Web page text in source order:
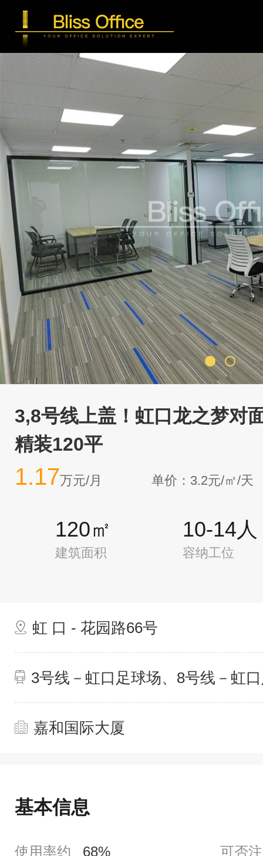
3,8号线上盖！虹口龙之梦对
精装120平
1.17万元/月 单价：3.2元/㎡/天
120㎡
建筑面积
10-14人
容纳工位
虹 口 - 花园路66号
3号线－虹口足球场、8号线－虹
嘉和国际大厦
基本信息
使用率约 68%
可否